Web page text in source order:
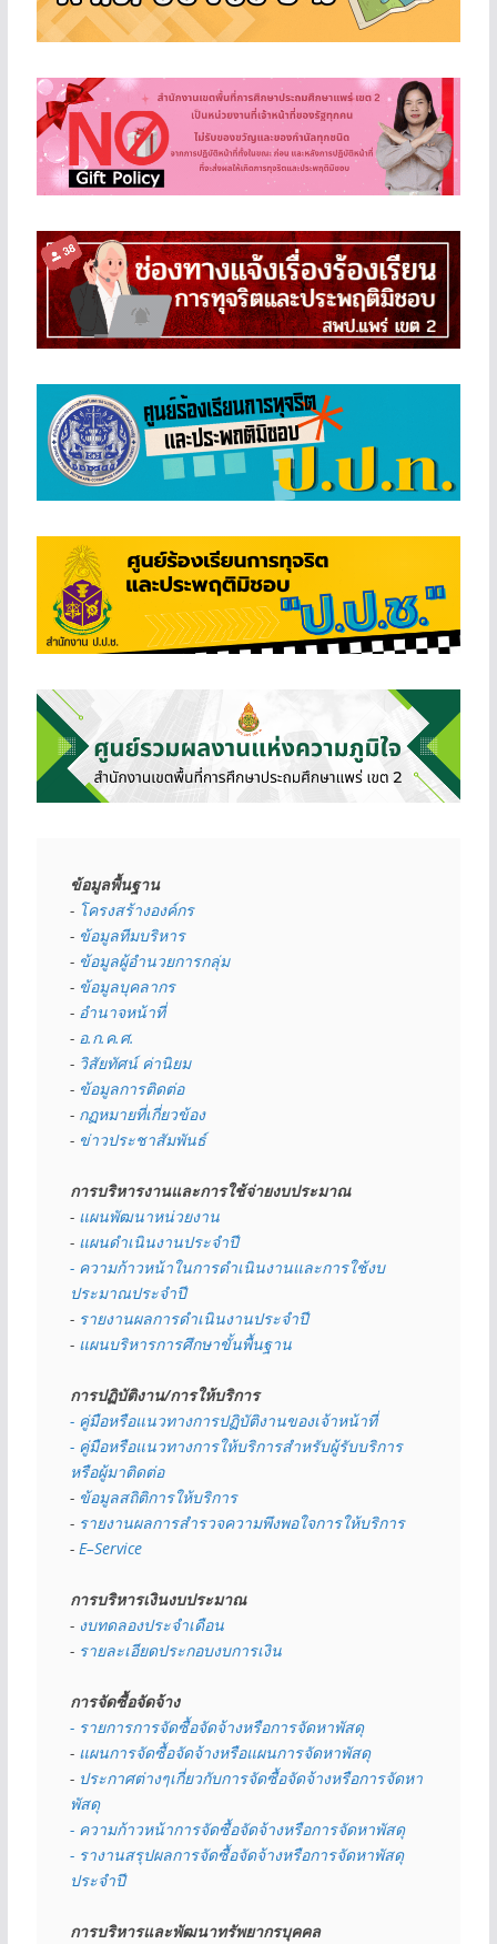
ข้อมูลพื้นฐาน
- โครงสร้างองค์กร
- ข้อมูลทีมบริหาร
- ข้อมูลผู้อำนวยการกลุ่ม
- ข้อมูลบุคลากร
- อำนาจหน้าที่
- อ.ก.ค.ศ.
- วิสัยทัศน์ ค่านิยม
- ข้อมูลการติดต่อ
- กฏหมายที่เกี่ยวข้อง
- ข่าวประชาสัมพันธ์
การบริหารงานและการใช้จ่ายงบประมาณ
- แผนพัฒนาหน่วยงาน
- แผนดำเนินงานประจำปี
- ความก้าวหน้าในการดำเนินงานและการใช้งบ
ประมาณประจำปี
- รายงานผลการดำเนินงานประจำปี
- แผนบริหารการศึกษาขั้นพื้นฐาน
การปฏิบัติงาน/การให้บริการ
- คู่มือหรือแนวทางการปฏิบัติงานของเจ้าหน้าที่
- คู่มือหรือแนวทางการให้บริการสำหรับผู้รับบริการ
หรือผู้มาติดต่อ
- ข้อมูลสถิติการให้บริการ
- รายงานผลการสำรวจความพึงพอใจการให้บริการ
- E–Service
การบริหารเงินงบประมาณ
- งบทดลองประจำเดือน
- รายละเอียดประกอบงบการเงิน
การจัดซื้อจัดจ้าง
- รายการการจัดซื้อจัดจ้างหรือการจัดหาพัสดุ
- แผนการจัดซื้อจัดจ้างหรือแผนการจัดหาพัสดุ
- ประกาศต่างๆเกี่ยวกับการจัดซื้อจัดจ้างหรือการจัดหา
พัสดุ
- ความก้าวหน้าการจัดซื้อจัดจ้างหรือการจัดหาพัสดุ
- รางานสรุปผลการจัดซื้อจัดจ้างหรือการจัดหาพัสดุ
ประจำปี
การบริหารและพัฒนาทรัพยากรบุคคล